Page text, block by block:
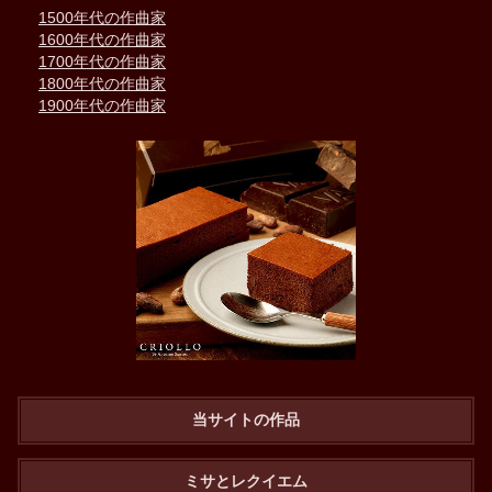
1500年代の作曲家
1600年代の作曲家
1700年代の作曲家
1800年代の作曲家
1900年代の作曲家
当サイトの作品
ミサとレクイエム